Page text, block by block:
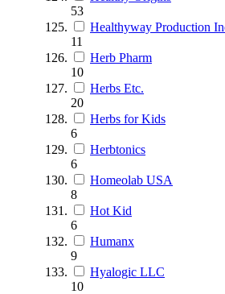
53
Healthyway Production
11
Herb Pharm
10
Herbs Etc.
20
Herbs for Kids
6
Herbtonics
6
Homeolab USA
8
Hot Kid
6
Humanx
9
Hyalogic LLC
10